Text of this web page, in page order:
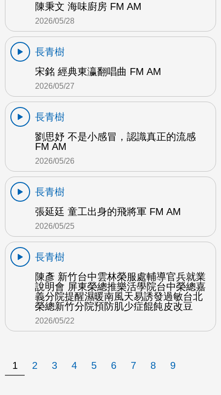
陳秉文 海味廚房 FM AM
2026/05/28
長青樹
宋銘 經典東瀛翻唱曲 FM AM
2026/05/27
長青樹
劉思妤 不是小感冒，認識真正的流感
FM AM
2026/05/26
長青樹
張延廷 童工出身的飛將軍 FM AM
2026/05/25
長青樹
陳彥 新竹台中雲林榮服處輔導官兵就業
說明會 屏東榮總推樂活學院台中榮總嘉
義分院提醒濕暖南風天易誘發過敏台北
榮總新竹分院預防肌少症餛飩皮改豆
2026/05/22
1 2 3 4 5 6 7 8 9